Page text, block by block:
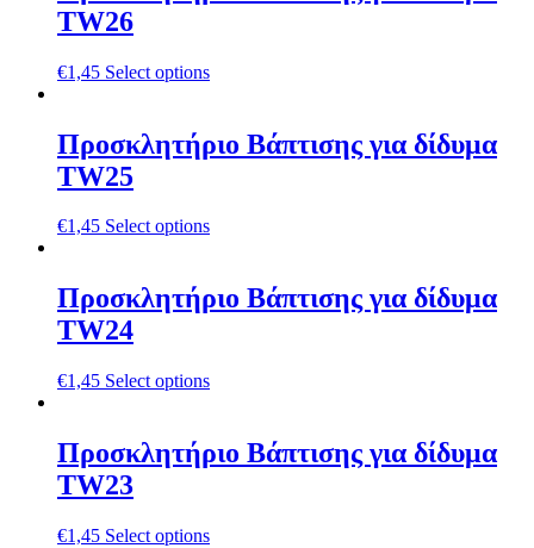
TW26
€1,45 Select options
Προσκλητήριο Βάπτισης για δίδυμα
TW25
€1,45 Select options
Προσκλητήριο Βάπτισης για δίδυμα
TW24
€1,45 Select options
Προσκλητήριο Βάπτισης για δίδυμα
TW23
€1,45 Select options